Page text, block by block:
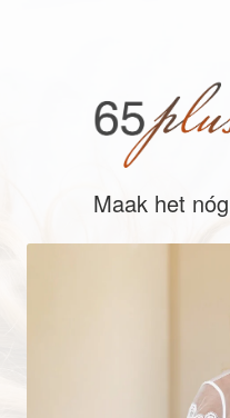
Maak het